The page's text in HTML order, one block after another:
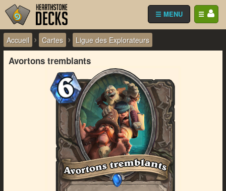
☰
☰ MENU
Accueil › Cartes › Ligue des Explorateurs
Avortons tremblants